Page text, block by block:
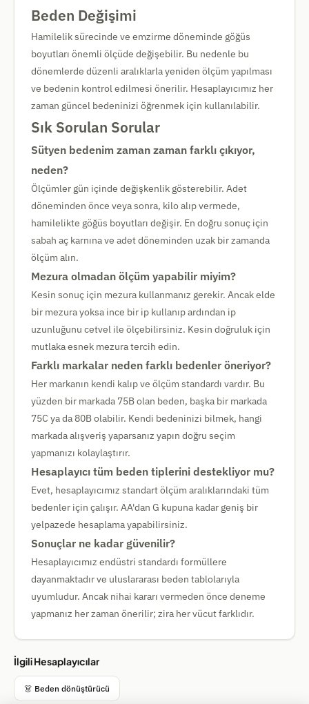
Beden Değişimi
Hamilelik sürecinde ve emzirme döneminde göğüs
boyutları önemli ölçüde değişebilir. Bu nedenle bu
dönemlerde düzenli aralıklarla yeniden ölçüm yapılması
ve bedenin kontrol edilmesi önerilir. Hesaplayıcımız her
zaman güncel bedeninizi öğrenmek için kullanılabilir.
Sık Sorulan Sorular
Sütyen bedenim zaman zaman farklı çıkıyor,
neden?
Ölçümler gün içinde değişkenlik gösterebilir. Adet
döneminden önce veya sonra, kilo alıp vermede,
hamilelikte göğüs boyutları değişir. En doğru sonuç için
sabah aç karnına ve adet döneminden uzak bir zamanda
ölçüm alın.
Mezura olmadan ölçüm yapabilir miyim?
Kesin sonuç için mezura kullanmanız gerekir. Ancak elde
bir mezura yoksa ince bir ip kullanıp ardından ip
uzunluğunu cetvel ile ölçebilirsiniz. Kesin doğruluk için
mutlaka esnek mezura tercih edin.
Farklı markalar neden farklı bedenler öneriyor?
Her markanın kendi kalıp ve ölçüm standardı vardır. Bu
yüzden bir markada 75B olan beden, başka bir markada
75C ya da 80B olabilir. Kendi bedeninizi bilmek, hangi
markada alışveriş yaparsanız yapın doğru seçim
yapmanızı kolaylaştırır.
Hesaplayıcı tüm beden tiplerini destekliyor mu?
Evet, hesaplayıcımız standart ölçüm aralıklarındaki tüm
bedenler için çalışır. AA'dan G kupuna kadar geniş bir
yelpazede hesaplama yapabilirsiniz.
Sonuçlar ne kadar güvenilir?
Hesaplayıcımız endüstri standardı formüllere
dayanmaktadır ve uluslararası beden tablolarıyla
uyumludur. Ancak nihai kararı vermeden önce deneme
yapmanız her zaman önerilir; zira her vücut farklıdır.
İlgili Hesaplayıcılar
👗 Beden dönüştürücü